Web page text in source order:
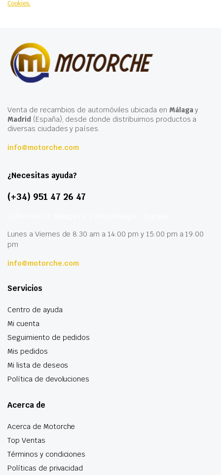
Cookies.
Venta de recambios de automóviles ubicada en Málagay
Madrid(España), desde donde distribuimos productos a
diversas ciudades y países.
info@motorche.com
¿Necesitas ayuda?
(+34) 951 47 26 47
Lunes a Viernes de 8:30 am a 14:00 pm y 15:00 pm a 19:00
pm
info@motorche.com
Servicios
Centro de ayuda
Mi cuenta
Seguimiento de pedidos
Mis pedidos
Mi lista de deseos
Política de devoluciones
Acerca de
Acerca de Motorche
Top Ventas
Términos y condiciones
Políticas de privacidad